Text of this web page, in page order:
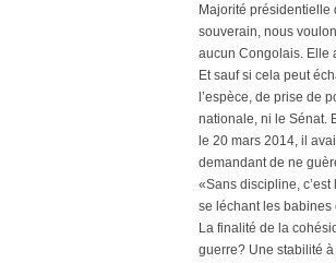
Majorité présidentielle
souverain, nous
aucun Congolais. Elle
Et sauf si cela peut
l’espèce, de prise de
nationale, ni le Sénat.
le 20 mars 2014, il
demandant de ne
«Sans discipline,
se léchant les babines
La finalité de la
guerre? Une stabilité